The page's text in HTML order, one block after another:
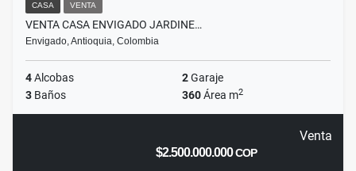
CASA VENTA
VENTA CASA ENVIGADO JARDINE…
Envigado, Antioquia, Colombia
4Alcobas 2Garaje
3 Baños 360Área m2
Venta
$2.500.000.000COP